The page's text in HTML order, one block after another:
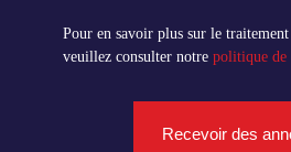
Pour en savoir plus sur le traitement
veuillez consulter notre politique
Recevoir des